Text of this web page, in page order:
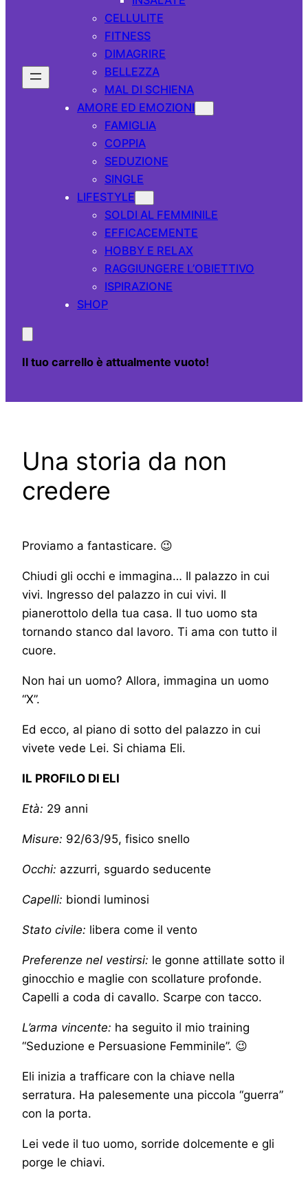
CELLULITE
FITNESS
DIMAGRIRE
BELLEZZA
MAL DI SCHIENA
AMORE ED EMOZIONI
FAMIGLIA
COPPIA
SEDUZIONE
SINGLE
LIFESTYLE
SOLDI AL FEMMINILE
EFFICACEMENTE
HOBBY E RELAX
RAGGIUNGERE L’OBIETTIVO
ISPIRAZIONE
SHOP
Il tuo carrello è attualmente vuoto!
Una storia da non
credere
Proviamo a fantasticare. 😉
Chiudi gli occhi e immagina… Il palazzo in cui
vivi. Ingresso del palazzo in cui vivi. Il
pianerottolo della tua casa. Il tuo uomo sta
tornando stanco dal lavoro. Ti ama con tutto il
cuore.
Non hai un uomo? Allora, immagina un uomo
“X”.
Ed ecco, al piano di sotto del palazzo in cui
vivete vede Lei. Si chiama Eli.
IL PROFILO DI ELI
Età: 29 anni
Misure: 92/63/95, fisico snello
Occhi: azzurri, sguardo seducente
Capelli: biondi luminosi
Stato civile: libera come il vento
Preferenze nel vestirsi: le gonne attillate sotto il
ginocchio e maglie con scollature profonde.
Capelli a coda di cavallo. Scarpe con tacco.
L’arma vincente: ha seguito il mio training
“Seduzione e Persuasione Femminile”. 😉
Eli inizia a trafficare con la chiave nella
serratura. Ha palesemente una piccola “guerra”
con la porta.
Lei vede il tuo uomo, sorride dolcemente e gli
porge le chiavi.